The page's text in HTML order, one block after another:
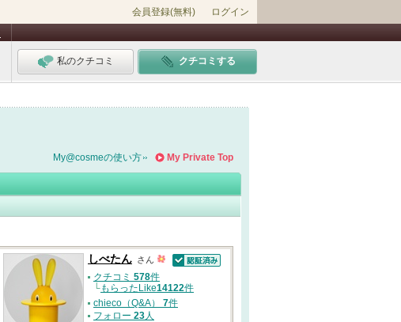
会員登録(無料) ログイン
私のクチコミ クチコミする
My Private Top
My@cosmeの使い方
しべたん さん
クチコミ 578件
└もらったLike14122件
chieco（Q&A） 7件
フォロー 23人